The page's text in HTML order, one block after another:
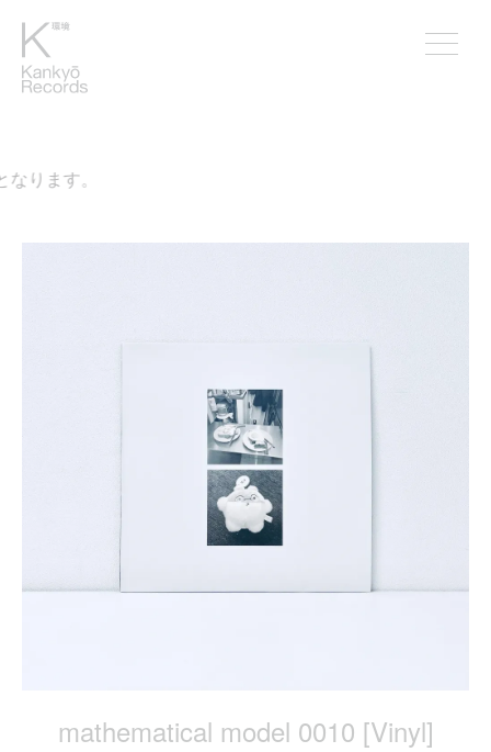
ます。
mathematical model 0010 [Vinyl]